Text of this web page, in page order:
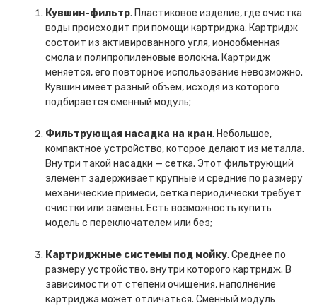
Кувшин-фильтр. Пластиковое изделие, где очистка
воды происходит при помощи картриджа. Картридж
состоит из активированного угля, ионообменная
смола и полипропиленовые волокна. Картридж
меняется, его повторное использование невозможно.
Кувшин имеет разный объем, исходя из которого
подбирается сменный модуль;
Фильтрующая насадка на кран. Небольшое,
компактное устройство, которое делают из металла.
Внутри такой насадки — сетка. Этот фильтрующий
элемент задерживает крупные и средние по размеру
механические примеси, сетка периодически требует
очистки или замены. Есть возможность купить
модель с переключателем или без;
Картриджные системы под мойку. Среднее по
размеру устройство, внутри которого картридж. В
зависимости от степени очищения, наполнение
картриджа может отличаться. Сменный модуль